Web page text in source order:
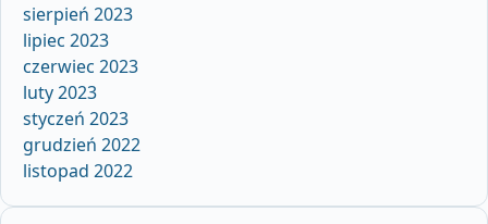
sierpień 2023
lipiec 2023
czerwiec 2023
luty 2023
styczeń 2023
grudzień 2022
listopad 2022